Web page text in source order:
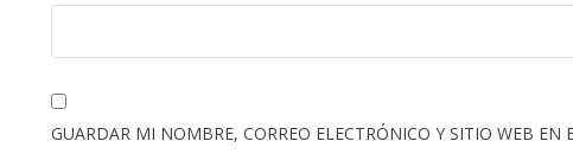
GUARDAR MI NOMBRE, CORREO ELECTRÓNICO Y SITIO WEB